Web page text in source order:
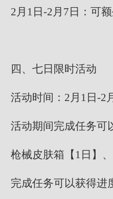
2月1日-2月7日：可
四、七日限时活动
活动时间：2月1日-2
活动期间完成任务可
枪械皮肤箱【1日】
完成任务可以获得进